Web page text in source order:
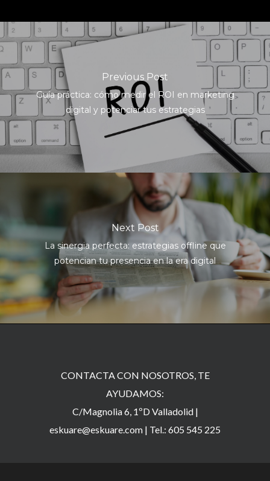
Previous Post
Guía práctica: cómo medir el ROI en marketing
digital y potenciar tus estrategias
Next Post
La sinergia perfecta: estrategias offline que
potencian tu presencia en la era digital
CONTACTA CON NOSOTROS, TE
AYUDAMOS:
C/Magnolia 6, 1ºD Valladolid |
eskuare@eskuare.com | Tel.: 605 545 225